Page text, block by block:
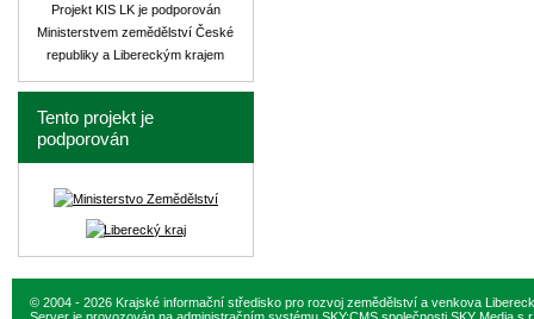
Projekt KIS LK je podporován
Ministerstvem zemědělství České
republiky a Libereckým krajem
Tento projekt je
podporován
© 2004 - 2026 Krajské informační středisko pro rozvoj zemědělství a venkova